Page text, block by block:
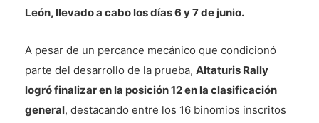
León, llevado a cabo los días 6 y 7 de junio.
A pesar de un percance mecánico que condicionó
parte del desarrollo de la prueba, Altaturis Rally
logró finalizar en la posición 12 en la clasificación
general, destacando entre los 16 binomios inscritos